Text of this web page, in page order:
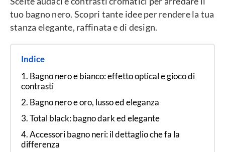
tuo bagno nero. Scopri tante idee per rendere la tua
stanza elegante, raffinata e di design.
Indice
Bagno nero e bianco: effetto optical e gioco di
contrasti
Bagno nero e oro, lusso ed eleganza
Total black: bagno dark ed elegante
Accessori bagno neri: il dettaglio che fa la
differenza